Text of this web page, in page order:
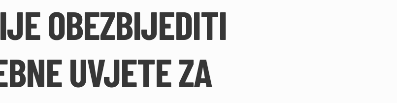
OBEZBIJEDITI
UVJETE ZA